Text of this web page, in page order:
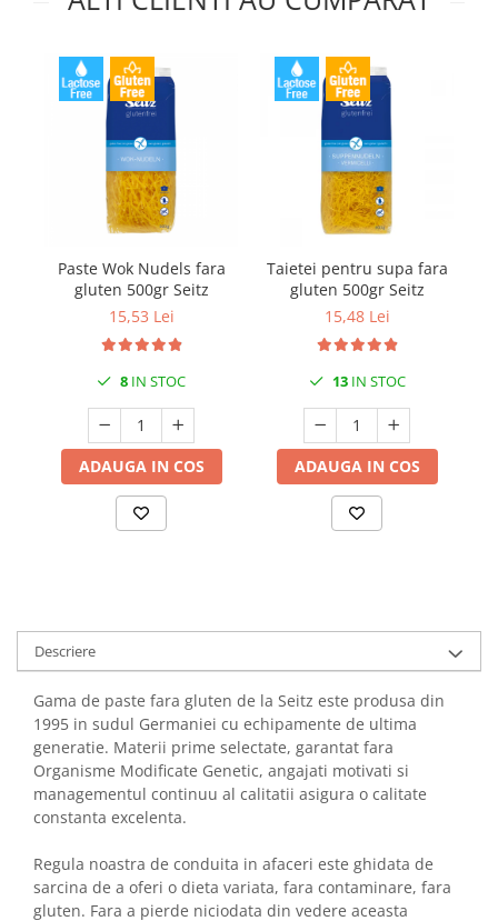
Paste Wok Nudels fara
gluten 500gr Seitz
15,53 Lei
8 IN STOC
ADAUGA IN COS
Taietei pentru supa fara
gluten 500gr Seitz
15,48 Lei
13IN STOC
ADAUGA IN COS
Descriere
Gama de paste fara gluten de la Seitz este produsa din
1995 in sudul Germaniei cu echipamente de ultima
generatie. Materii prime selectate, garantat fara
Organisme Modificate Genetic, angajati motivati si
managementul continuu al calitatii asigura o calitate
constanta excelenta.
Regula noastra de conduita in afaceri este ghidata de
sarcina de a oferi o dieta variata, fara contaminare, fara
gluten. Fara a pierde niciodata din vedere aceasta